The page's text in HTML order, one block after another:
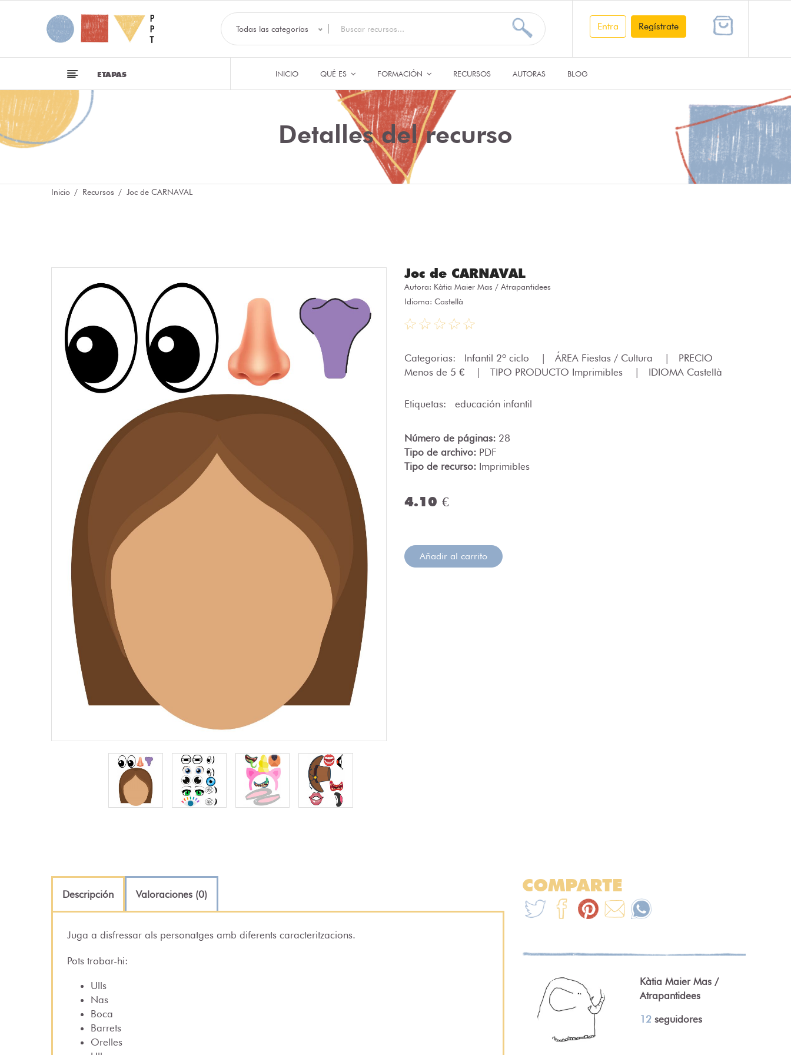
Todas las categorías Entra Regístrate
ETAPAS INICIO QUÉ ES FORMACIÓN RECURSOS AUTORAS BLOG
Detalles del recurso
Inicio Recursos Joc de CARNAVAL
Joc de CARNAVAL
Autora: Kàtia Maier Mas / Atrapantidees
Idioma: Castellà
Categorias: Infantil 2º ciclo ÁREA Fiestas / Cultura
PRECIO
Menos de 5 €
TIPO PRODUCTO Imprimibles IDIOMA Castellà
Etiquetas: educación infantil
Número de páginas: 28
Tipo de archivo: PDF
Tipo de recurso: Imprimibles
4.10 €
Añadir al carrito
Descripción Valoraciones (0)
Juga a disfressar als personatges amb diferents caracteritzacions.
Pots trobar-hi:
Ulls
Nas
Boca
Barrets
Orelles
COMPARTE
Kàtia Maier Mas /
Atrapantidees
12 seguidores